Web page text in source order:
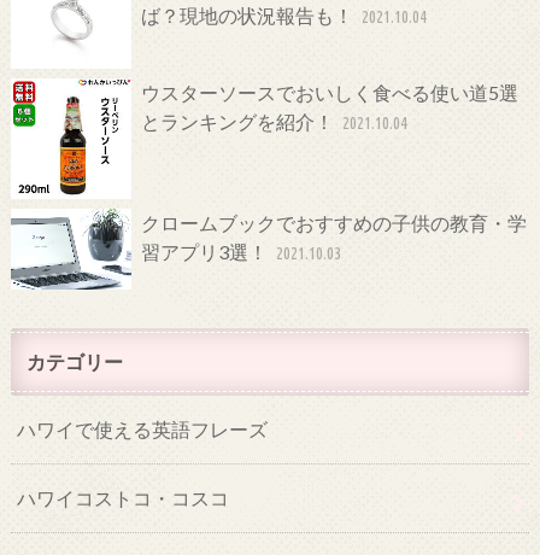
ば？現地の状況報告も！
2021.10.04
ウスターソースでおいしく食べる使い道5選
とランキングを紹介！
2021.10.04
クロームブックでおすすめの子供の教育・学
習アプリ3選！
2021.10.03
カテゴリー
ハワイで使える英語フレーズ
ハワイコストコ・コスコ